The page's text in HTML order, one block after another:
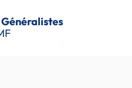
Généralistes